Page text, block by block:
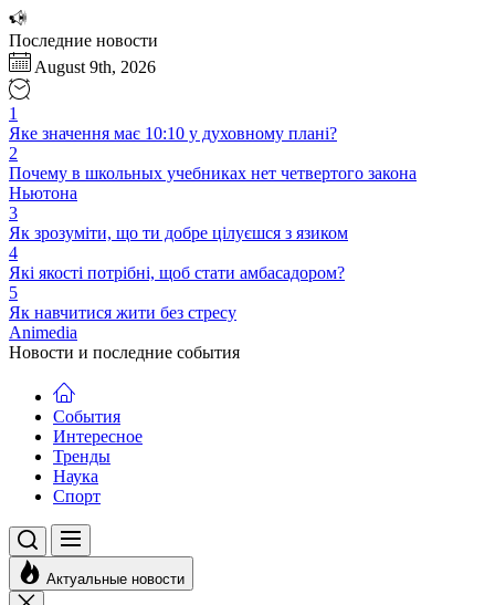
Перейти
к
содержимому
Последние новости
August 9th, 2026
1
Яке значення має 10:10 у духовному плані?
2
Почему в школьных учебниках нет четвертого закона
Ньютона
3
Як зрозуміти, що ти добре цілуєшся з язиком
4
Які якості потрібні, щоб стати амбасадором?
5
Як навчитися жити без стресу
Animedia
Новости и последние события
События
Интересное
Тренды
Наука
Спорт
Актуальные новости